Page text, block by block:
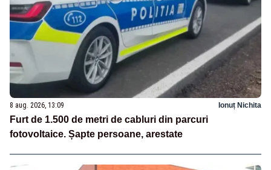
8 aug. 2026, 13:09 Ionuț Nichita
Furt de 1.500 de metri de cabluri din parcuri
fotovoltaice. Șapte persoane, arestate